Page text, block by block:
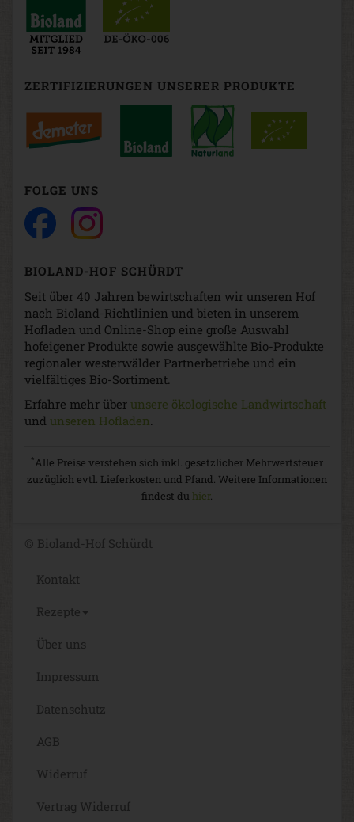
ZERTIFIZIERUNGEN UNSERER PRODUKTE
FOLGE UNS
BIOLAND-HOF SCHÜRDT
Seit über 40 Jahren bewirtschaften wir unseren Hof
nach Bioland-Richtlinien und bieten in unserem
Hofladen und Online-Shop eine große Auswahl
hofeigener Produkte sowie ausgewählte Bio-Produkte
regionaler westerwälder Partnerbetriebe und ein
vielfältiges Bio-Sortiment.
Erfahre mehr über unsere ökologische Landwirtschaft
und unseren Hofladen.
*Alle Preise verstehen sich inkl. gesetzlicher Mehrwertsteuer
zuzüglich evtl. Lieferkosten und Pfand. Weitere Informationen
findest du hier.
© Bioland-Hof Schürdt
Kontakt
Rezepte
Über uns
Impressum
Datenschutz
AGB
Widerruf
Vertrag Widerruf